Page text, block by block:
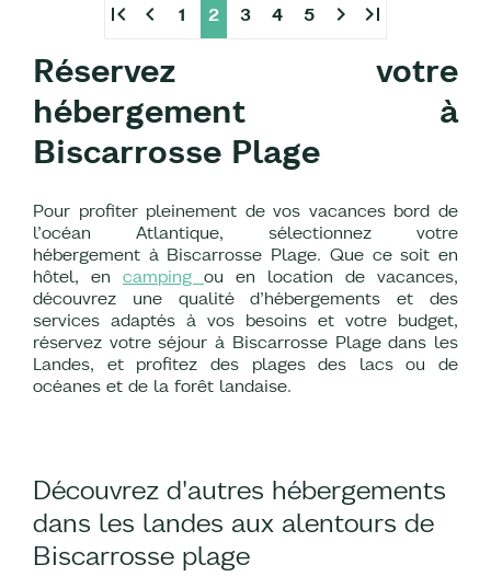
first_page chevron_left 1 2 3 4 5 chevron_right last_page
Réservez votre
hébergement à
Biscarrosse Plage
Pour profiter pleinement de vos vacances bord de
l’océan Atlantique, sélectionnez votre
hébergement à Biscarrosse Plage. Que ce soit en
hôtel, en camping ou en location de vacances,
découvrez une qualité d’hébergements et des
services adaptés à vos besoins et votre budget,
réservez votre séjour à Biscarrosse Plage dans les
Landes, et profitez des plages des lacs ou de
océanes et de la forêt landaise.
Découvrez d'autres hébergements
dans les landes aux alentours de
Biscarrosse plage